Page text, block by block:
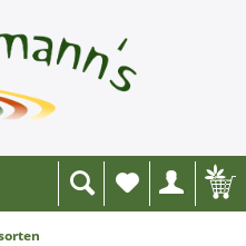
Wunschliste